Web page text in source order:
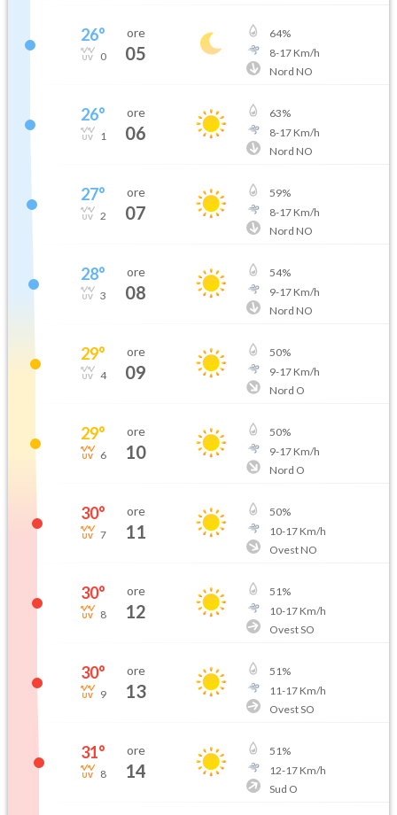
26°
0
ore
05
64%
8-17Km/h
Nord NO
26°
1
ore
06
63%
8-17Km/h
Nord NO
27°
2
ore
07
59%
8-17Km/h
Nord NO
28°
3
ore
08
54%
9-17Km/h
Nord NO
29°
4
ore
09
50%
9-17Km/h
Nord O
29°
6
ore
10
50%
9-17Km/h
Nord O
30°
7
ore
11
50%
10-17Km/h
Ovest NO
30°
8
ore
12
51%
10-17Km/h
Ovest SO
30°
9
ore
13
51%
11-17Km/h
Ovest SO
31°
8
ore
14
51%
12-17Km/h
Sud O